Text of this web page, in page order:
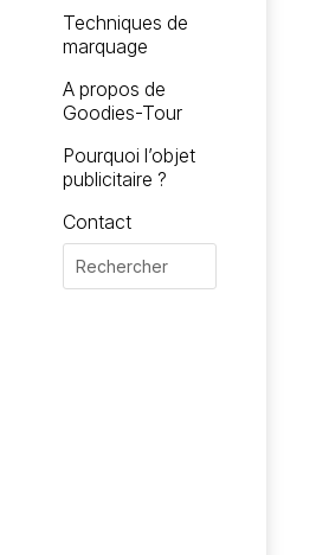
Techniques de
marquage
A propos de
Goodies-Tour
Pourquoi l’objet
publicitaire ?
Contact